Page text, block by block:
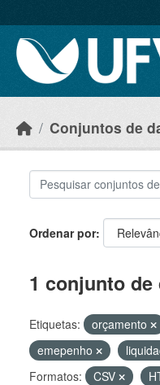
Conjuntos de
Ordenar por
1 conjunto
Etiquetas: orçamento
emepenho
Formatos:
CSV